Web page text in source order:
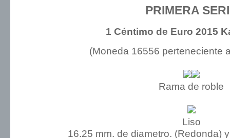
PRIMERA
1 Céntimo de Euro 2015
(Moneda 16556 perteneciente
Rama de roble
Liso
16.25 mm. de diametro. (Redonda)